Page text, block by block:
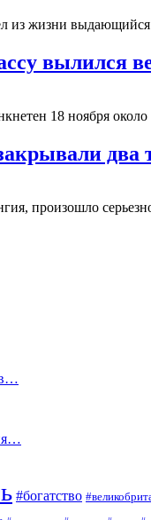
из жизни
вылился
18 ноября
два
произошло
в…
#богатство